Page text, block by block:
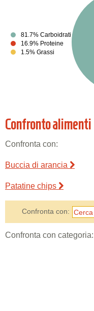
81.7% Carboidrati
16.9% Proteine
1.5% Grassi
Confronto alimenti
Confronta con:
Buccia di arancia
Patatine chips
Confronta con:
Confronta con categoria: